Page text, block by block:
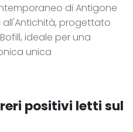
di Antigone
all'Antichità, progettato
ideale per una
unica
positivi letti sul